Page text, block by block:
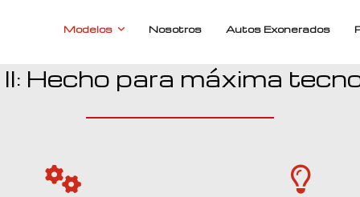
Modelos Nosotros Autos Exonerados
Hecho para máxima